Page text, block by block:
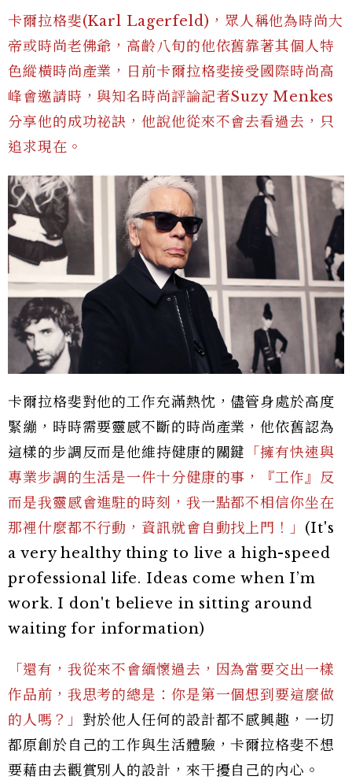
卡爾拉格斐(Karl Lagerfeld)，眾人稱他為時尚大
帝或時尚老佛爺，高齡八旬的他依舊靠著其個人特
色縱橫時尚產業，日前卡爾拉格斐接受國際時尚高
峰會邀請時，與知名時尚評論記者Suzy Menkes
分享他的成功祕訣，他說他從來不會去看過去，只
追求現在。
卡爾拉格斐對他的工作充滿熱忱，儘管身處於高度
緊繃，時時需要靈感不斷的時尚產業，他依舊認為
這樣的步調反而是他維持健康的關鍵
「擁有快速與
專業步調的生活是一件十分健康的事，『工作』反
而是我靈感會進駐的時刻，我一點都不相信你坐在
那裡什麼都不行動，資訊就會自動找上門！」 (It's
a very healthy thing to live a high-speed
professional life. Ideas come when I’m
work. I don't believe in sitting around
waiting for information)
「還有，我從來不會緬懷過去，因為當要交出一樣
作品前，我思考的總是：你是第一個想到要這麼做
的人嗎？」 對於他人任何的設計都不感興趣，一切
都原創於自己的工作與生活體驗，卡爾拉格斐不想
要藉由去觀賞別人的設計，來干擾自己的內心。